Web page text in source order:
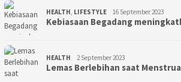
HEALTH, LIFESTYLE 16 September 2023
Kebiasaan Begadang
HEALTH 2 September 2023
Lemas Berlebihan saat